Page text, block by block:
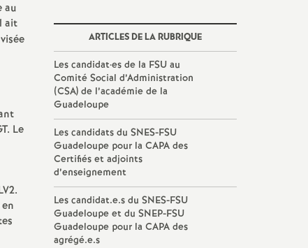
au
ait
Le
ARTICLES DE LA RUBRIQUE
Les candidat·es de la FSU au
Comité Social d’Administration
(CSA) de l’académie de la
Guadeloupe
Les candidats du SNES-FSU
Guadeloupe pour la CAPA des
Certifiés et adjoints
d’enseignement
Les candidat.e.s du SNES-FSU
Guadeloupe et du SNEP-FSU
Guadeloupe pour la CAPA des
agrégé.e.s